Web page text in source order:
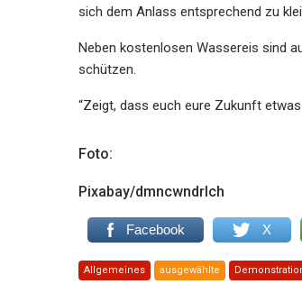
sich dem Anlass entsprechend zu
Neben kostenlosen Wassereis sind
schützen.
“Zeigt, dass euch eure Zukunft
Foto:
Pixabay/dmncwndrlch
Facebook X
Allgemeines ausgewählte